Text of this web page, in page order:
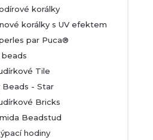
korálky
korálky s UV efektem
par Puca®
beads
Tile
Beads - Star
Bricks
Beadstud
hodiny